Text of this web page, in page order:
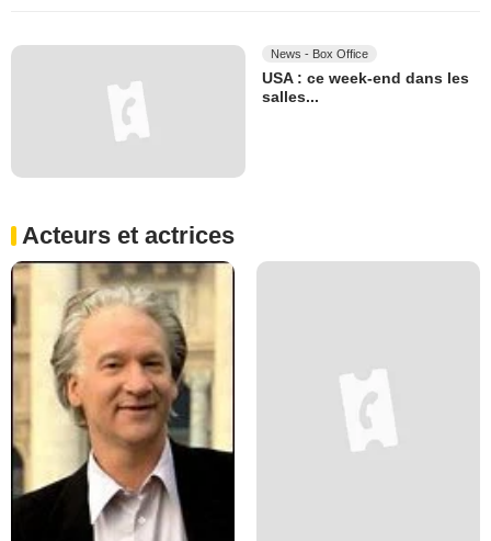
News - Box Office
USA : ce week-end dans les
salles...
Acteurs et actrices